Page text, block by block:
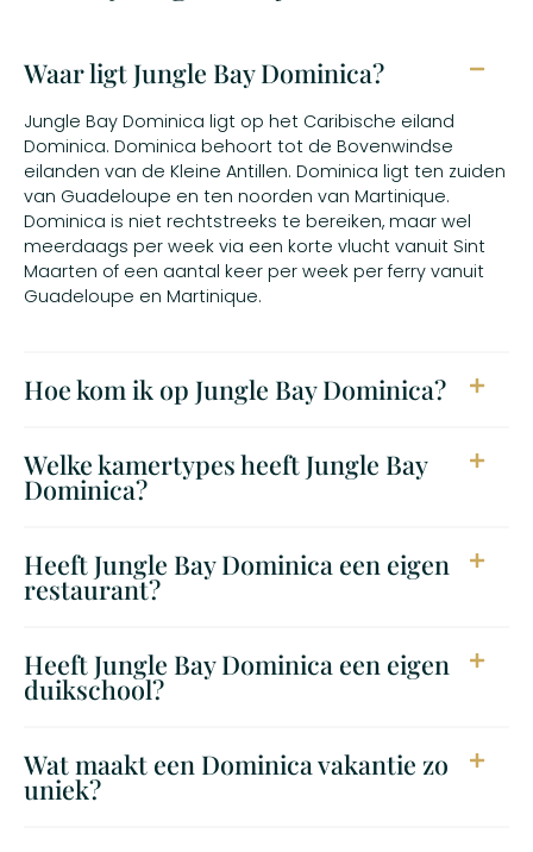
Waar ligt Jungle Bay Dominica?
Jungle Bay Dominica ligt op het Caribische eiland
Dominica. Dominica behoort tot de Bovenwindse
eilanden van de Kleine Antillen. Dominica ligt ten zuiden
van Guadeloupe en ten noorden van Martinique.
Dominica is niet rechtstreeks te bereiken, maar wel
meerdaags per week via een korte vlucht vanuit Sint
Maarten of een aantal keer per week per ferry vanuit
Guadeloupe en Martinique.
Hoe kom ik op Jungle Bay Dominica?
Welke kamertypes heeft Jungle Bay
Dominica?
Heeft Jungle Bay Dominica een eigen
restaurant?
Heeft Jungle Bay Dominica een eigen
duikschool?
Wat maakt een Dominica vakantie zo
uniek?